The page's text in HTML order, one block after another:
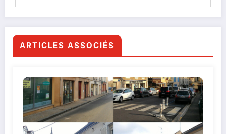
ARTICLES ASSOCIÉS